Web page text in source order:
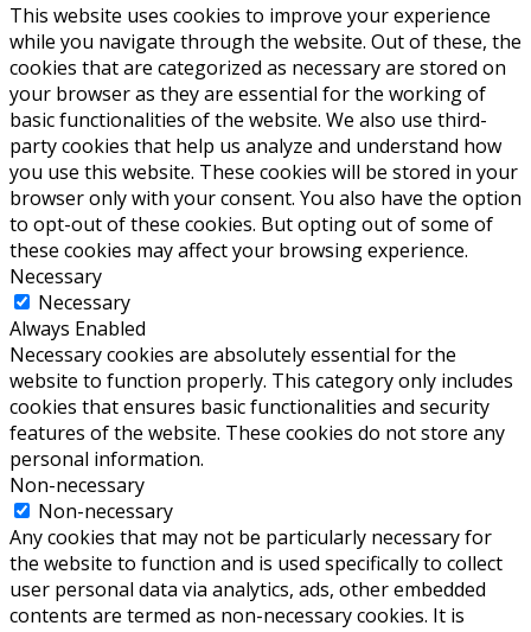
This website uses cookies to improve your experience
while you navigate through the website. Out of these, the
cookies that are categorized as necessary are stored on
your browser as they are essential for the working of
basic functionalities of the website. We also use third-
party cookies that help us analyze and understand how
you use this website. These cookies will be stored in your
browser only with your consent. You also have the option
to opt-out of these cookies. But opting out of some of
these cookies may affect your browsing experience.
Necessary
Necessary
Always Enabled
Necessary cookies are absolutely essential for the
website to function properly. This category only includes
cookies that ensures basic functionalities and security
features of the website. These cookies do not store any
personal information.
Non-necessary
Non-necessary
Any cookies that may not be particularly necessary for
the website to function and is used specifically to collect
user personal data via analytics, ads, other embedded
contents are termed as non-necessary cookies. It is